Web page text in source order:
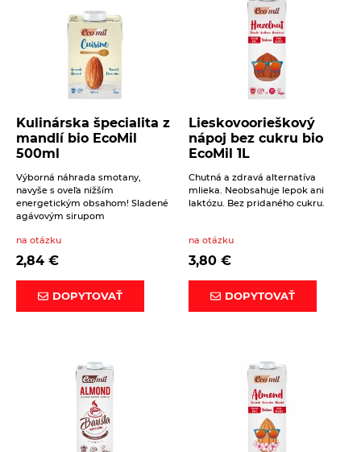
Kulinárska špecialita z
mandlí bio EcoMil
500ml
Výborná náhrada smotany,
navyše s oveľa nižším
energetickým obsahom! Sladené
agávovým sirupom
na otázku
2,84 €
DOPYTOVAŤ
Lieskovoorieškový
nápoj bez cukru bio
EcoMil 1L
Chutná a zdravá alternatíva
mlieka. Neobsahuje lepok ani
laktózu. Bez pridaného cukru.
na otázku
3,80 €
DOPYTOVAŤ